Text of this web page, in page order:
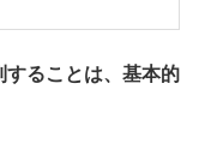
ることは、基本的